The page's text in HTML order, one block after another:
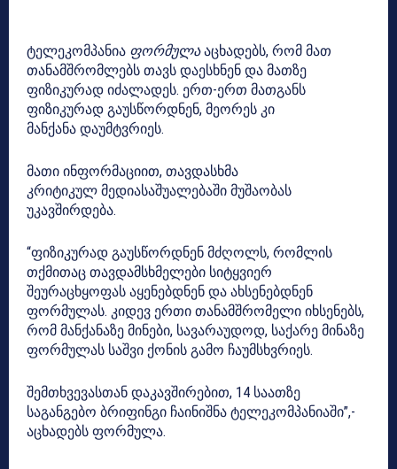
ტელეკომპანია ფორმულააცხადებს, რომ მათ
თანამშრომლებს თავს დაესხნენ და მათზე
ფიზიკურად იძალადეს. ერთ-ერთ მათგანს
ფიზიკურად გაუსწორდნენ, მეორეს კი
მანქანა დაუმტვრიეს.
მათი ინფორმაციით, თავდასხმა
კრიტიკულ მედიასაშუალებაში მუშაობას
უკავშირდება.
“ფიზიკურად გაუსწორდნენ მძღოლს, რომლის
თქმითაც თავდამსხმელები სიტყვიერ
შეურაცხყოფას აყენებდნენ და ახსენებდნენ
ფორმულას. კიდევ ერთი თანამშრომელი იხსენებს,
რომ მანქანაზე მინები, სავარაუდოდ, საქარე მინაზე
ფორმულას საშვი ქონის გამო ჩაუმსხვრიეს.
შემთხვევასთან დაკავშირებით, 14 საათზე
საგანგებო ბრიფინგი ჩაინიშნა ტელეკომპანიაში”,-
აცხადებს ფორმულა.